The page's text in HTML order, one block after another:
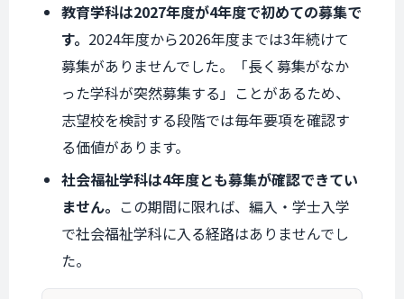
教育学科は2027年度が4年度で初めての募集で
す。 2024年度から2026年度までは3年続けて
募集がありませんでした。「長く募集がなか
った学科が突然募集する」ことがあるため、
志望校を検討する段階では毎年要項を確認す
る価値があります。
社会福祉学科は4年度とも募集が確認できてい
ません。 この期間に限れば、編入・学士入学
で社会福祉学科に入る経路はありませんでし
た。